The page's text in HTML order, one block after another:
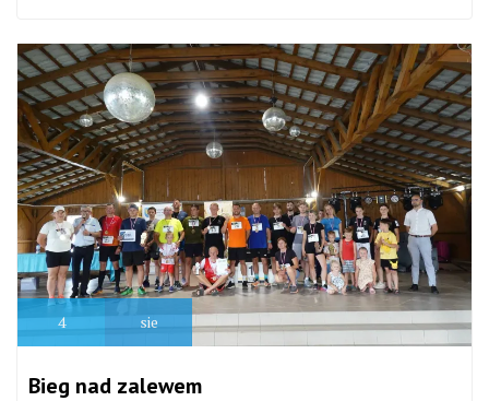
4 sie
Bieg nad zalewem